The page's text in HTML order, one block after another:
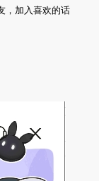
，加入喜欢的话